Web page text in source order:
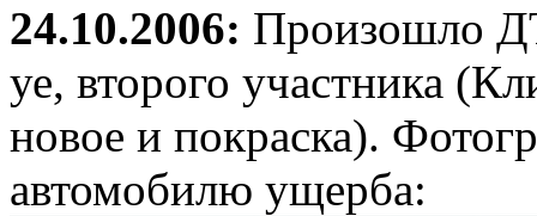
24.10.2006: Произошло
уе, второго участника
новое и покраска).
автомобилю ущерба: